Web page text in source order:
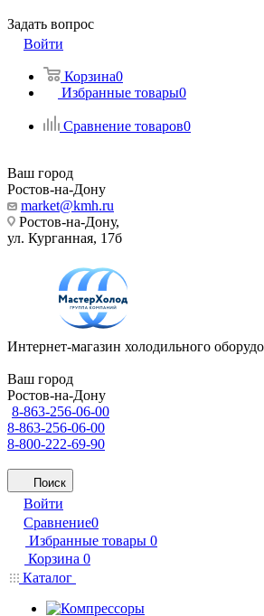
Задать вопрос
Войти
Корзина0
Избранные товары0
Сравнение товаров0
Ваш город
Ростов-на-Дону
market@kmh.ru
Ростов-на-Дону,
ул. Курганная, 17б
Интернет-магазин холодильного
Ваш город
Ростов-на-Дону
8-863-256-06-00
8-863-256-06-00
8-800-222-69-90
Поиск
Войти
Сравнение0
Избранные товары 0
Корзина 0
Каталог